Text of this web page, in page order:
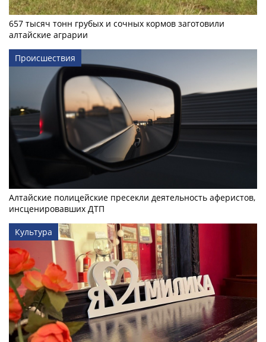
657 тысяч тонн грубых и сочных кормов заготовили
алтайские аграрии
Происшествия
Алтайские полицейские пресекли деятельность аферистов,
инсценировавших ДТП
Культура